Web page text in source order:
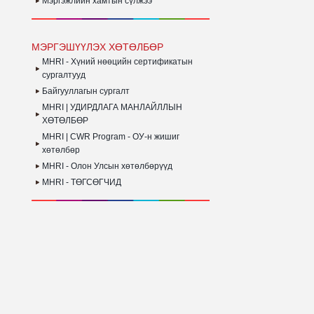
МЭРГЭШҮҮЛЭХ ХӨТӨЛБӨР
MHRI - Хүний нөөцийн сертификатын
сургалтууд
Байгууллагын сургалт
MHRI | УДИРДЛАГА МАНЛАЙЛЛЫН
ХӨТӨЛБӨР
MHRI | CWR Program - ОУ-н жишиг
хөтөлбөр
MHRI - Олон Улсын хөтөлбөрүүд
MHRI - ТӨГСӨГЧИД